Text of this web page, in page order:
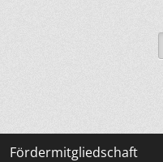
Fördermitgliedschaft